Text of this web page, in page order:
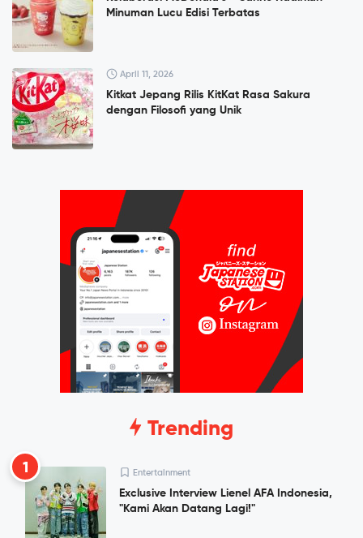
Minuman Lucu Edisi Terbatas
April 11, 2026
Kitkat Jepang Rilis KitKat Rasa Sakura
dengan Filosofi yang Unik
Trending
1 Entertainment
Exclusive Interview Lienel AFA Indonesia,
"Kami Akan Datang Lagi!"